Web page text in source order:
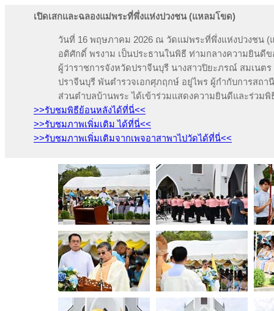
เปิดเสกและฉลองแม่พระที่พึ่งแห่งปวงชน (แหลมโขด)
วันที่ 16 พฤษภาคม 2026 ณ วัดแม่พระที่พึ่งแห่งปวงชน
อดิศักดิ์ พรงาม เป็นประธานในพิธี ท่ามกลางความยิน
ผู้ว่าราชการจังหวัดปราจีนบุรี นางสาวปิยะภรณ์ สมเนต
ปราจีนบุรี พันตำรวจเอกศุภฤกษ์ อยู่ไพร ผู้กำกับการสถ
ส่วนตำบลบ้านพระ ได้เข้าร่วมแสดงความยินดีและร่วม
>>รับชมพิธีย้อนหลังได้ที่นี่<<
>>รับชมภาพเพิ่มเติม ได้ที่นี่<<
>>รับชมภาพเพิ่มเติมจากเพจอาสาพาไปวัดได้ที่นี่<<